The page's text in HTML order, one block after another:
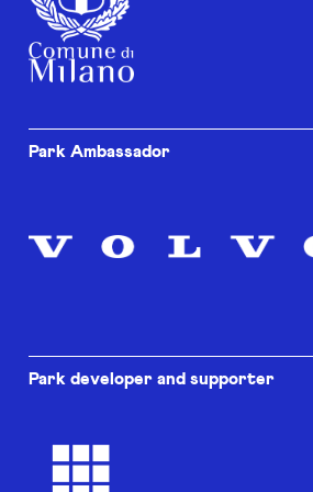
Park Ambassador
Park developer and supporter